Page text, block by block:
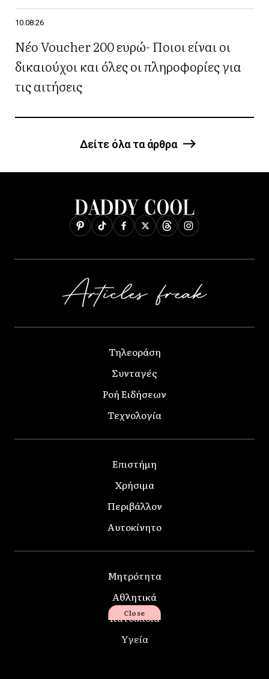
10.08.26
Νέο Voucher 200 ευρώ- Ποιοι είναι οι
δικαιούχοι και όλες οι πληροφορίες για
τις αιτήσεις
Δείτε όλα τα άρθρα
Τηλεοράση
Συνταγές
Ροή Ειδήσεων
Τεχνολογία
Επιστήμη
Χρήσιμα
Περιβάλλον
Αυτοκίνητο
Μητρότητα
Αθλητικά
Κατοικίδια
Υγεία
Close